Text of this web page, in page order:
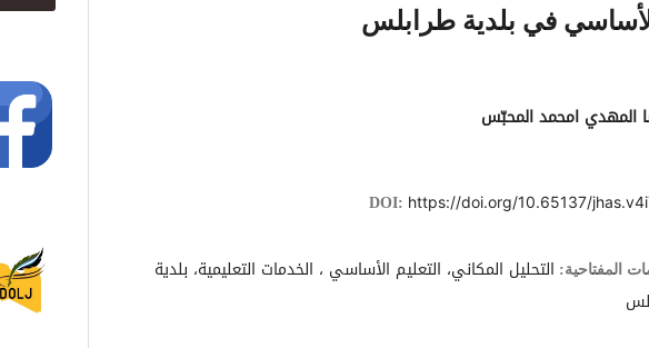
الأساسي في بلدية طرابلس
المهدي امحمد المحبّس
DOI: https://doi.org/10.65137/
المفتاحية: التحليل المكاني، التعليم الأساسي ، الخدمات التعليمية، بلدية